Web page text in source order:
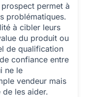
permet à
problématiques.
à cibler leurs
du produit ou
de qualification
confiance entre
ne le
vendeur mais
de les aider.